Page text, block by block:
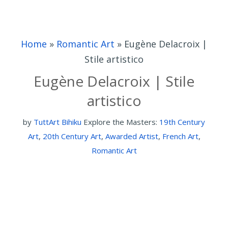
Home » Romantic Art » Eugène Delacroix |
Stile artistico
Eugène Delacroix | Stile
artistico
by TuttArt Bihiku Explore the Masters: 19th Century
Art, 20th Century Art, Awarded Artist, French Art,
Romantic Art